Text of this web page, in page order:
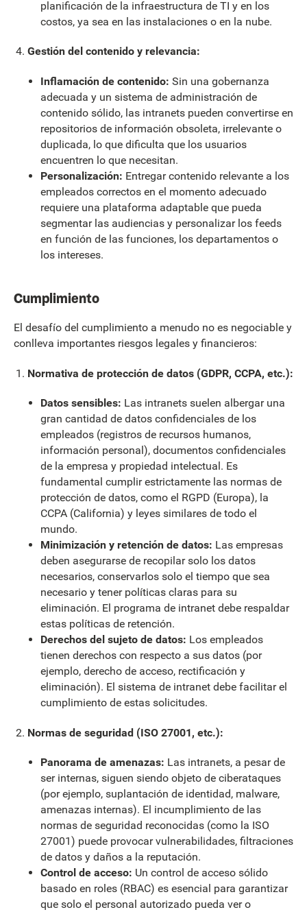
planificación de la infraestructura de TI y en los
costos, ya sea en las instalaciones o en la nube.
Gestión del contenido y relevancia:
Inflamación de contenido: Sin una gobernanza
adecuada y un sistema de administración de
contenido sólido, las intranets pueden convertirse en
repositorios de información obsoleta, irrelevante o
duplicada, lo que dificulta que los usuarios
encuentren lo que necesitan.
Personalización: Entregar contenido relevante a los
empleados correctos en el momento adecuado
requiere una plataforma adaptable que pueda
segmentar las audiencias y personalizar los feeds
en función de las funciones, los departamentos o
los intereses.
Cumplimiento
El desafío del cumplimiento a menudo no es negociable y
conlleva importantes riesgos legales y financieros:
Normativa de protección de datos (GDPR, CCPA, etc.):
Datos sensibles: Las intranets suelen albergar una
gran cantidad de datos confidenciales de los
empleados (registros de recursos humanos,
información personal), documentos confidenciales
de la empresa y propiedad intelectual. Es
fundamental cumplir estrictamente las normas de
protección de datos, como el RGPD (Europa), la
CCPA (California) y leyes similares de todo el
mundo.
Minimización y retención de datos: Las empresas
deben asegurarse de recopilar solo los datos
necesarios, conservarlos solo el tiempo que sea
necesario y tener políticas claras para su
eliminación. El programa de intranet debe respaldar
estas políticas de retención.
Derechos del sujeto de datos: Los empleados
tienen derechos con respecto a sus datos (por
ejemplo, derecho de acceso, rectificación y
eliminación). El sistema de intranet debe facilitar el
cumplimiento de estas solicitudes.
Normas de seguridad (ISO 27001, etc.):
Panorama de amenazas: Las intranets, a pesar de
ser internas, siguen siendo objeto de ciberataques
(por ejemplo, suplantación de identidad, malware,
amenazas internas). El incumplimiento de las
normas de seguridad reconocidas (como la ISO
27001) puede provocar vulnerabilidades, filtraciones
de datos y daños a la reputación.
Control de acceso: Un control de acceso sólido
basado en roles (RBAC) es esencial para garantizar
que solo el personal autorizado pueda ver o